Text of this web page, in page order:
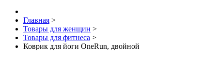
Главная >
Товары для женщин >
Товары для фитнеса >
Коврик для йоги OneRun, двойной